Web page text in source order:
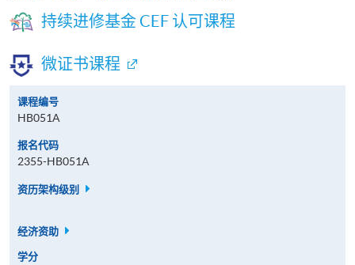
持续进修基金 CEF 认可课程
微证书课程
课程编号
HB051A
报名代码
2355-HB051A
资历架构级别
经济资助
学分